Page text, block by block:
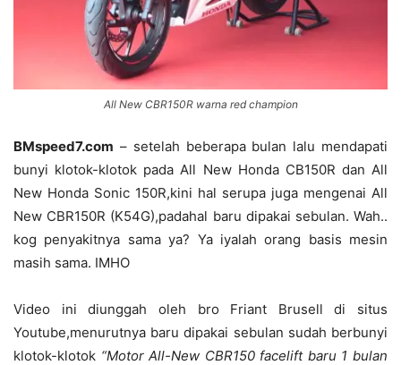
All New CBR150R warna red champion
BMspeed7.com – setelah beberapa bulan lalu mendapati
bunyi klotok-klotok pada All New Honda CB150R dan All
New Honda Sonic 150R,kini hal serupa juga mengenai All
New CBR150R (K54G),padahal baru dipakai sebulan. Wah..
kog penyakitnya sama ya? Ya iyalah orang basis mesin
masih sama. IMHO
Video ini diunggah oleh bro Friant Brusell di situs
Youtube,menurutnya baru dipakai sebulan sudah berbunyi
klotok-klotok “Motor All-New CBR150 facelift baru 1 bulan